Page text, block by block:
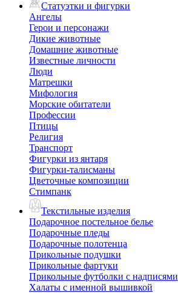
Статуэтки и фигурки
Ангелы
Герои и персонажи
Дикие животные
Домашние животные
Известные личности
Люди
Матрешки
Мифология
Морские обитатели
Профессии
Птицы
Религия
Транспорт
Фигурки из янтаря
Фигурки-талисманы
Цветочные композиции
Стимпанк
Текстильные изделия
Подарочное постельное белье
Подарочные пледы
Подарочные полотенца
Прикольные подушки
Прикольные фартуки
Прикольные футболки с надписями
Халаты с именной вышивкой